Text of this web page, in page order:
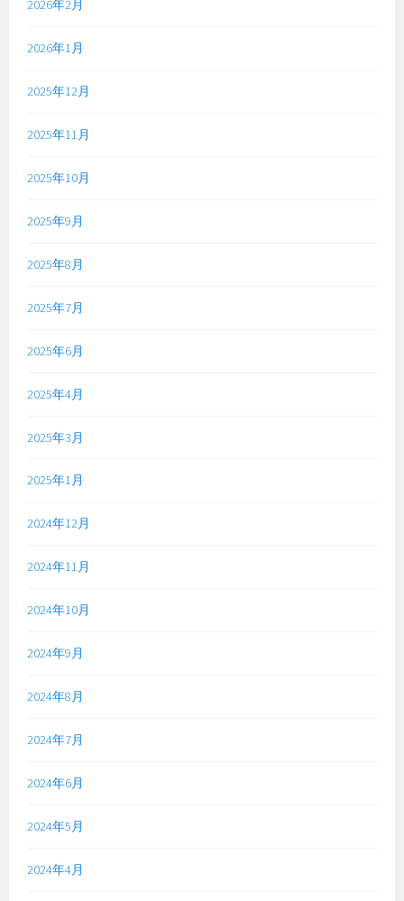
2026年2月
2026年1月
2025年12月
2025年11月
2025年10月
2025年9月
2025年8月
2025年7月
2025年6月
2025年4月
2025年3月
2025年1月
2024年12月
2024年11月
2024年10月
2024年9月
2024年8月
2024年7月
2024年6月
2024年5月
2024年4月